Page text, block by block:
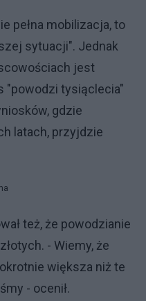
pełna mobilizacja, to
sytuacji". Jednak
jest
"powodzi tysiąclecia"
gdzie
latach, przyjdzie
też, że powodzianie
- Wiemy, że
większa niż te
- ocenił.